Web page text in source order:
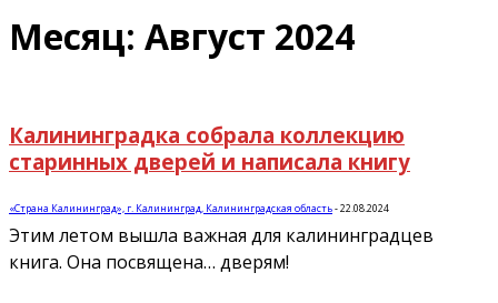
Месяц: Август 2024
Калининградка собрала коллекцию
старинных дверей и написала книгу
«Страна Калининград», г. Калининград, Калининградская область-22.08.2024
Этим летом вышла важная для калининградцев
книга. Она посвящена… дверям!